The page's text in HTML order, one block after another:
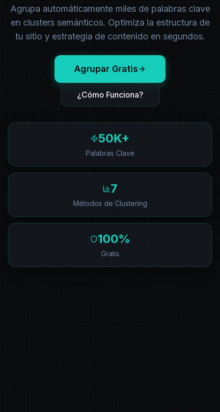
Agrupa automáticamente miles de palabras clave
en clusters semánticos. Optimiza la estructura de
tu sitio y estrategia de contenido en segundos.
Agrupar Gratis
¿Cómo Funciona?
50K+
Palabras Clave
7
Métodos de Clustering
100%
Gratis